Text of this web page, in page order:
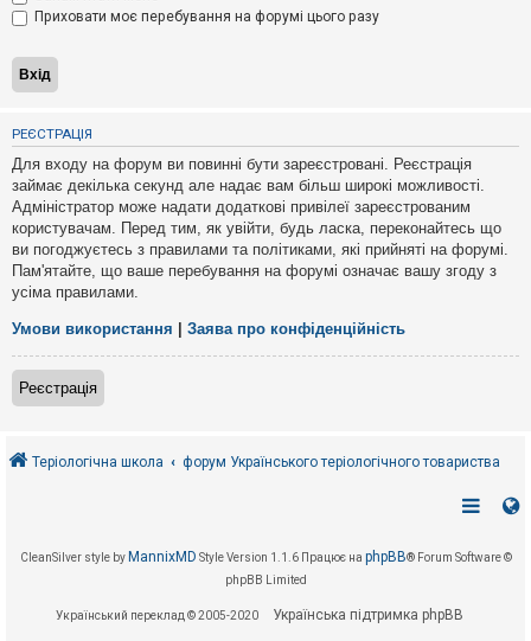
Т
м
и
б
з
в
і
д
п
о
в
і
д
е
й
А
к
т
и
і
Приховати моє перебування на форумі цього разу
РЕЄСТРАЦІЯ
Для входу на форум ви повинні бути зареєстровані. Реєстрація
займає декілька секунд але надає вам більш широкі можливості.
Адміністратор може надати додаткові привілеї зареєстрованим
користувачам. Перед тим, як увійти, будь ласка, переконайтесь що
ви погоджуєтесь з правилами та політиками, які прийняті на форумі.
Пам'ятайте, що ваше перебування на форумі означає вашу згоду з
усіма правилами.
Умови використання Заява про конфіденційність
Реєстрація
Теріологічна школа форум Українського теріологічного товариства
CleanSilver style by MannixMD Style Version 1.1.6 Працює на phpBB® Forum Software ©
phpBB Limited
Український переклад © 2005-2020 Українська підтримка phpBB